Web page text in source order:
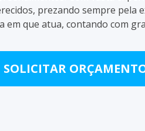
prezando sempre pela
em que atua, contando com
SOLICITAR